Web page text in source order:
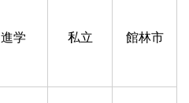
進学 私立 館林市